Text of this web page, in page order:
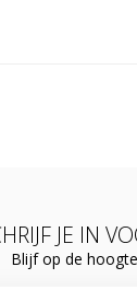
JE IN
Blijf op de